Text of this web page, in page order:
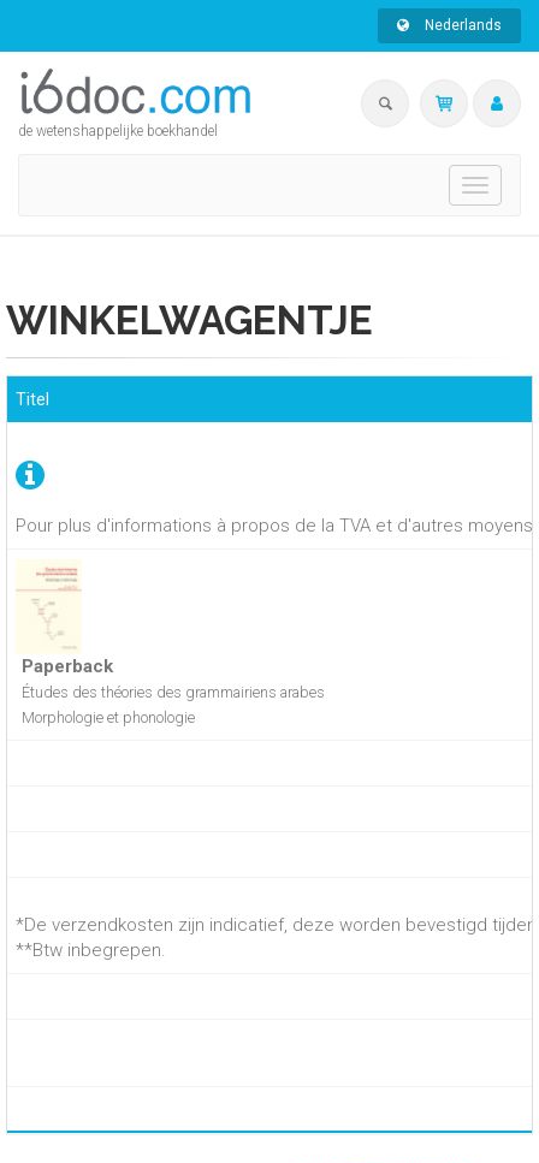
Nederlands
de wetenshappelijke boekhandel
Toggle
WINKELWAGENTJE
Pour plus d'informations à propos de la TVA et d'autres
Titel
Paperback
Études des théories des grammairiens arabes
Morphologie et phonologie
*De verzendkosten zijn indicatief, deze worden bevestigd
**Btw inbegrepen.